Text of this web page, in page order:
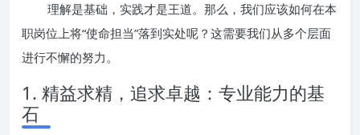
理解是基础，实践才是王道。那么，我们应该如何在本
职岗位上将“使命担当”落到实处呢？这需要我们从多个层面
进行不懈的努力。
1. 精益求精，追求卓越：专业能力的基
石